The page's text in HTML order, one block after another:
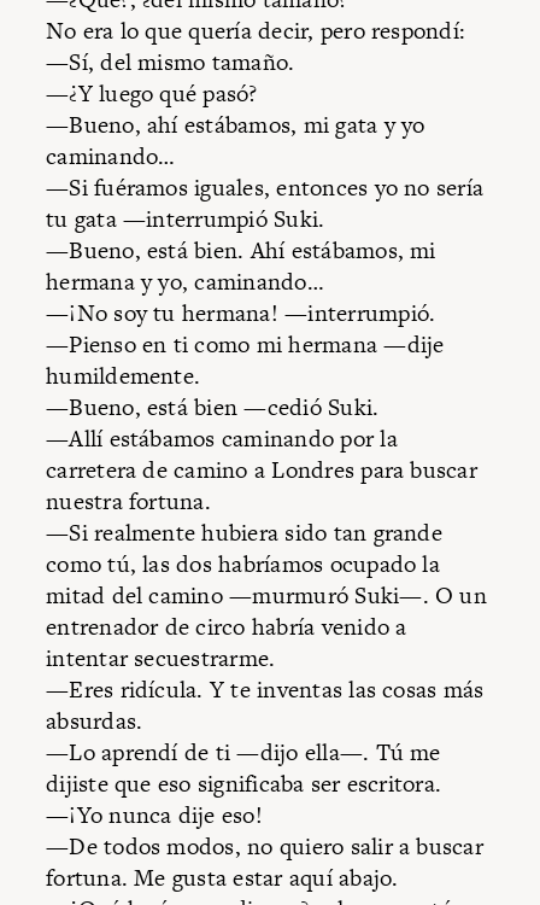
No era lo que quería decir, pero respondí:
—Sí, del mismo tamaño.
—¿Y luego qué pasó?
—Bueno, ahí estábamos, mi gata y yo
caminando…
—Si fuéramos iguales, entonces yo no sería
tu gata —interrumpió Suki.
—Bueno, está bien. Ahí estábamos, mi
hermana y yo, caminando…
—¡No soy tu hermana! —interrumpió.
—Pienso en ti como mi hermana —dije
humildemente.
—Bueno, está bien —cedió Suki.
—Allí estábamos caminando por la
carretera de camino a Londres para buscar
nuestra fortuna.
—Si realmente hubiera sido tan grande
como tú, las dos habríamos ocupado la
mitad del camino —murmuró Suki—. O un
entrenador de circo habría venido a
intentar secuestrarme.
—Eres ridícula. Y te inventas las cosas más
absurdas.
—Lo aprendí de ti —dijo ella—. Tú me
dijiste que eso significaba ser escritora.
—¡Yo nunca dije eso!
—De todos modos, no quiero salir a buscar
fortuna. Me gusta estar aquí abajo.